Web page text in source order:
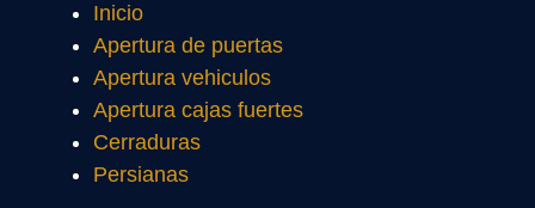
Inicio
Apertura de puertas
Apertura vehiculos
Apertura cajas fuertes
Cerraduras
Persianas